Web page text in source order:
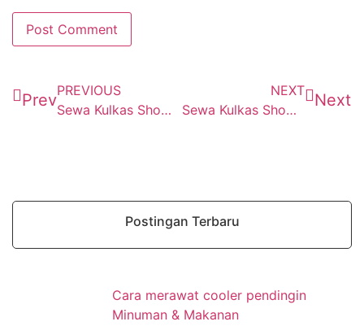
PrevPREVIOUS
Sewa Kulkas Showcase Sukakarya
NEXT
Sewa Kulkas Showcase Kedungwaringin
Next
Postingan Terbaru
Cara merawat cooler pendingin
Minuman & Makanan